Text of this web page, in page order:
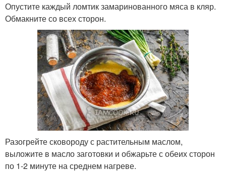
Опустите каждый ломтик замаринованного мяса в кляр.
Обмакните со всех сторон.
Разогрейте сковороду с растительным маслом,
выложите в масло заготовки и обжарьте с обеих сторон
по 1-2 минуте на среднем нагреве.